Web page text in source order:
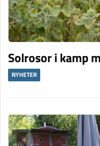
Solrosor i kamp
NYHETER